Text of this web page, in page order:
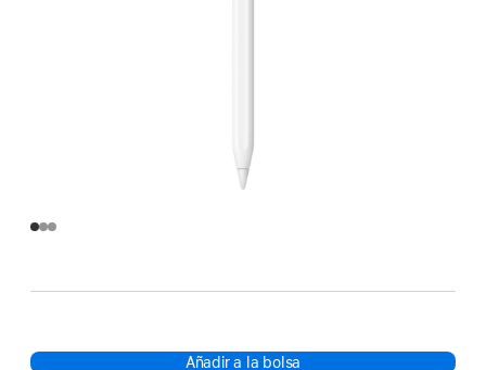
Añadir a la bolsa